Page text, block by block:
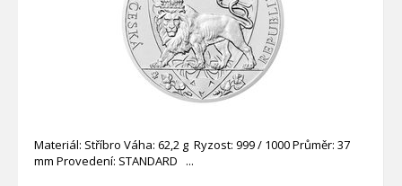
Materiál: Stříbro Váha: 62,2 g Ryzost: 999 / 1000 Průměr: 37
mm Provedení: STANDARD